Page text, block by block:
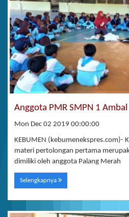
Anggota PMR SMPN 1
Mon Dec 02 2019 00:00:00
KEBUMEN (kebumenekspres.com)-
materi pertolongan pertama
dimiliki oleh anggota Palang Merah
Selengkapnya